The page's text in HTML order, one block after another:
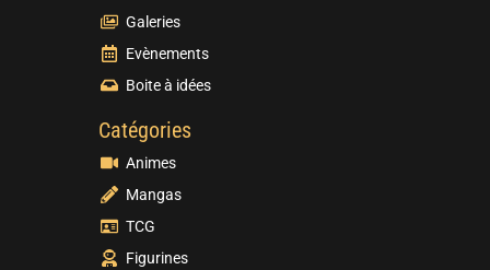
Galeries
Evènements
Boite à idées
Catégories
Animes
Mangas
TCG
Figurines